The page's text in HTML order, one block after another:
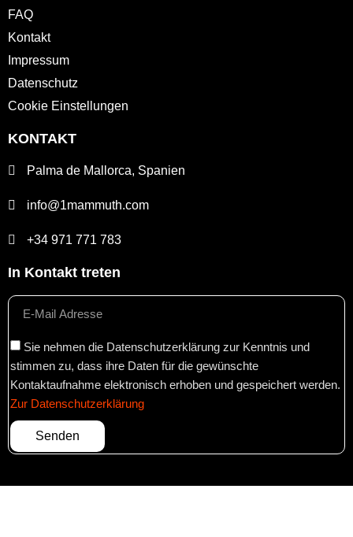
FAQ
Kontakt
Impressum
Datenschutz
Cookie Einstellungen
KONTAKT
Palma de Mallorca, Spanien
info@1mammuth.com
+34 971 771 783
In Kontakt treten
Sie nehmen die Datenschutzerklärung zur Kenntnis und
stimmen zu, dass ihre Daten für die gewünschte
Kontaktaufnahme elektronisch erhoben und gespeichert werden.
Zur Datenschutzerklärung
Senden